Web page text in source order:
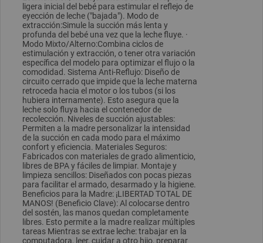
ligera inicial del bebé para estimular el reflejo de
eyección de leche ("bajada"). Modo de
extracción:Simule la succión más lenta y
profunda del bebé una vez que la leche fluye. ·
Modo Mixto/Alterno:Combina ciclos de
estimulación y extracción, o tener otra variación
específica del modelo para optimizar el flujo o la
comodidad. Sistema Anti-Reflujo: Diseño de
circuito cerrado que impide que la leche materna
retroceda hacia el motor o los tubos (si los
hubiera internamente). Esto asegura que la
leche solo fluya hacia el contenedor de
recolección. Niveles de succión ajustables:
Permiten a la madre personalizar la intensidad
de la succión en cada modo para el máximo
confort y eficiencia. Materiales Seguros:
Fabricados con materiales de grado alimenticio,
libres de BPA y fáciles de limpiar. Montaje y
limpieza sencillos: Diseñados con pocas piezas
para facilitar el armado, desarmado y la higiene.
Beneficios para la Madre: ¡LIBERTAD TOTAL DE
MANOS! (Beneficio Clave): Al colocarse dentro
del sostén, las manos quedan completamente
libres. Esto permite a la madre realizar múltiples
tareas Mientras se extrae leche: trabajar en la
computadora, leer, cuidar a otro hijo, preparar